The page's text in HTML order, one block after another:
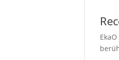
EkaO